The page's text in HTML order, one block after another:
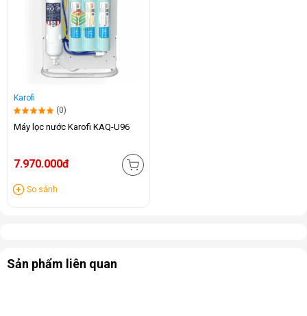
Karofi
(0)
Máy lọc nước Karofi KAQ-U96
7.970.000đ
So sánh
Sản phẩm liên quan